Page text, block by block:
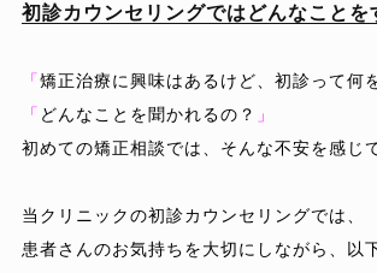
初診カウンセリングではどんなことを
「矯正治療に興味はあるけど、初診って何
「 どんなことを聞かれるの？ 」
初めての矯正相談では、そんな不安を感じ
当クリニックの初診カウンセリングでは、
患者さんのお気持ちを大切にしながら、以